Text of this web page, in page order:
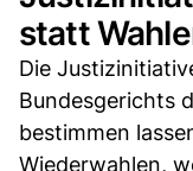
statt
Die
Bundesgerichts
bestimmen
Wiederwahlen,